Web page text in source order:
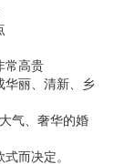
常高贵
华丽、清新、乡
气、奢华的婚
而决定。